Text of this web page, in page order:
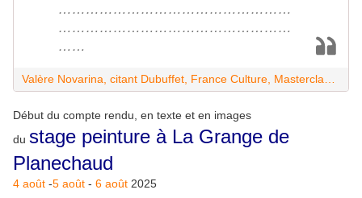
……………………………………………
……………………………………………
……
Début du compte rendu, en texte et en images
du stage peinture à La Grange de
Planechaud
4 août -5 août - 6 août 2025